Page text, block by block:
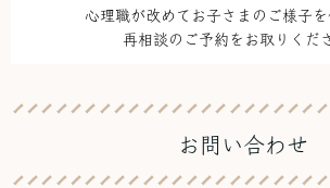
心理職が改めてお子さまのご様子を
再相談のご予約をお取りくだ
お問い合わせ